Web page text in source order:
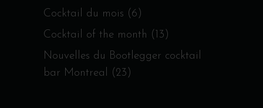
Cocktail du mois (6)
Cocktail of the month (13)
Nouvelles du Bootlegger cocktail
bar Montreal (23)